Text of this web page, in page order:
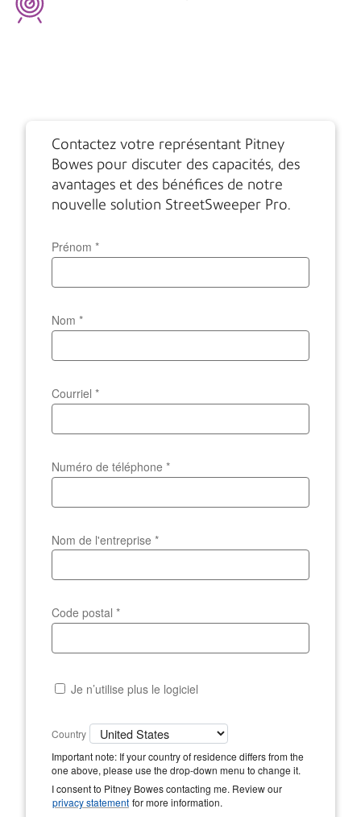
Contactez votre représentant Pitney
Bowes pour discuter des capacités, des
avantages et des bénéfices de notre
nouvelle solution StreetSweeper Pro.
Prénom *
Nom *
Courriel *
Numéro de téléphone *
Nom de l'entreprise *
Code postal *
Je n’utilise plus le logiciel
Country
Important note: If your country of residence differs from the
one above, please use the drop-down menu to change it.
I consent to Pitney Bowes contacting me. Review our
privacy statement for more information.